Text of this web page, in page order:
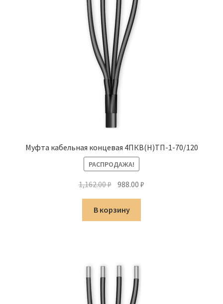
Муфта кабельная концевая 4ПКВ(Н)ТП-1-70/120
РАСПРОДАЖА!
1,162.00₽ Первоначальная
цена
составляла
1,162.00 ₽.
988.00₽
В корзину